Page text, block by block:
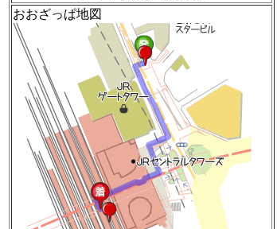
おおざっぱ地図